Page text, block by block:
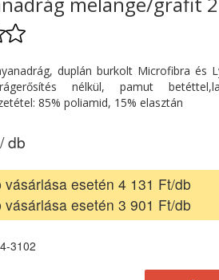
duplán burkolt Microfibra és
nélkül, pamut
85% poliamid, 15% elasztán
/ db
vásárlása esetén 4 131 Ft/db
vásárlása esetén 3 901 Ft/db
3102